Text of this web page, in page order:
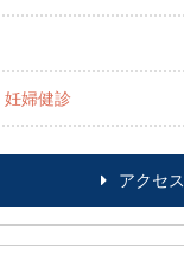
妊婦健診
アクセス